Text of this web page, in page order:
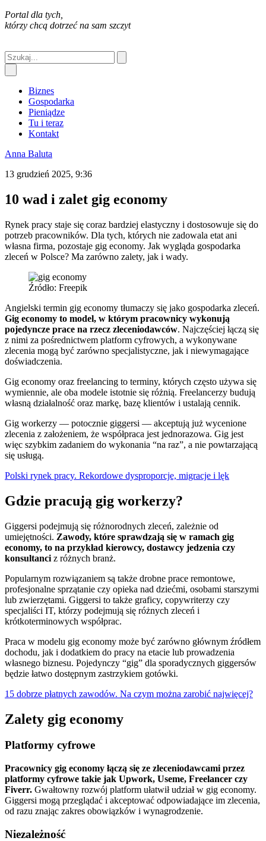
Portal dla tych,
którzy chcą dotrzeć na sam szczyt
Biznes
Gospodarka
Pieniądze
Tu i teraz
Kontakt
Anna Baluta
13 grudzień 2025, 9:36
10 wad i zalet gig economy
Rynek pracy staje się coraz bardziej elastyczny i dostosowuje się do
potrzeb pracowników. Dla tych, których nie zadowala etat ani
własna firma, pozostaje gig economy. Jak wygląda gospodarka
zleceń w Polsce? Ma zarówno zalety, jak i wady.
Źródło: Freepik
Angielski termin gig economy tłumaczy się jako gospodarka zleceń.
Gig economy to model, w którym pracownicy wykonują
pojedyncze prace na rzecz zleceniodawców. Najczęściej łączą się
z nimi za pośrednictwem platform cyfrowych, a wykonywane
zlecenia mogą być zarówno specjalistyczne, jak i niewymagające
doświadczenia.
Gig economy oraz freelancing to terminy, których często używa się
wymiennie, ale oba modele istotnie się różnią. Freelancerzy budują
własną działalność oraz markę, bazę klientów i ustalają cennik.
Gig workerzy — potocznie giggersi — akceptują już wycenione
zlecenia z założeniem, że współpraca jest jednorazowa. Gig jest
więc szybkim zadaniem do wykonania “na raz”, a nie powtarzającą
się usługą.
Polski rynek pracy. Rekordowe dysproporcje, migracje i lęk
Gdzie pracują gig workerzy?
Giggersi podejmują się różnorodnych zleceń, zależnie od
umiejętności. Zawody, które sprawdzają się w ramach gig
economy, to na przykład kierowcy, dostawcy jedzenia czy
konsultanci z różnych branż.
Popularnym rozwiązaniem są także drobne prace remontowe,
profesjonalne sprzątanie czy opieka nad dziećmi, osobami starszymi
lub zwierzętami. Giggersi to także graficy, copywriterzy czy
specjaliści IT, którzy podejmują się różnych zleceń i
krótkoterminowych współprac.
Praca w modelu gig economy może być zarówno głównym źródłem
dochodu, jak i dodatkiem do pracy na etacie lub prowadzenia
własnego biznesu. Pojedynczy “gig” dla sporadycznych giggersów
będzie łatwo dostępnym zastrzykiem gotówki.
15 dobrze płatnych zawodów. Na czym można zarobić najwięcej?
Zalety gig economy
Platformy cyfrowe
Pracownicy gig economy łączą się ze zleceniodawcami przez
platformy cyfrowe takie jak Upwork, Useme, Freelancer czy
Fiverr. Gwałtowny rozwój platform ułatwił udział w gig economy.
Giggersi mogą przeglądać i akceptować odpowiadające im zlecenia,
od razu znając zakres obowiązków i wynagrodzenie.
Niezależność